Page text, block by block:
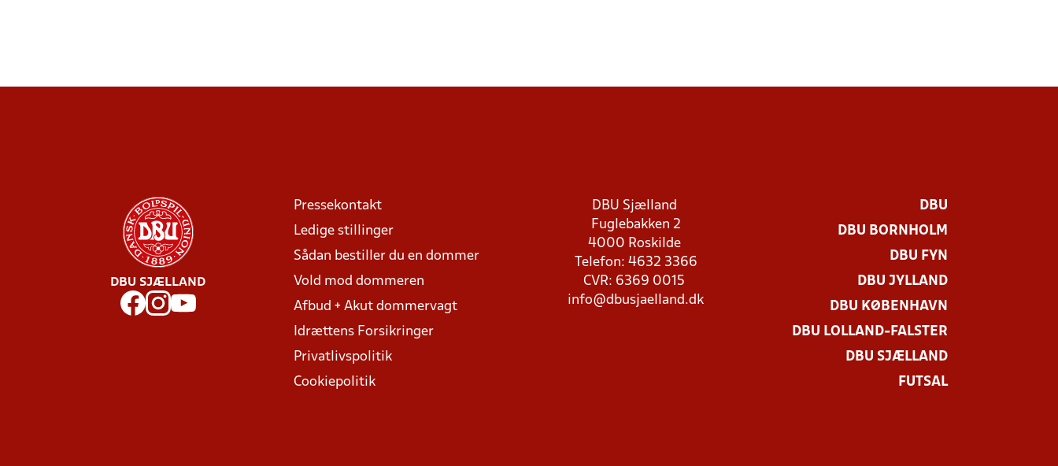
DBU SJÆLLAND
Pressekontakt
Ledige stillinger
Sådan bestiller du en dommer
Vold mod dommeren
Afbud + Akut dommervagt
Idrættens Forsikringer
Privatlivspolitik
Cookiepolitik
DBU Sjælland
Fuglebakken 2
4000 Roskilde
Telefon: 4632 3366
CVR: 6369 0015
info@dbusjaelland.dk
DBU
DBU BORNHOLM
DBU FYN
DBU JYLLAND
DBU KØBENHAVN
DBU LOLLAND-FALSTER
DBU SJÆLLAND
FUTSAL